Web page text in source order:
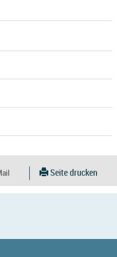
Seite drucken